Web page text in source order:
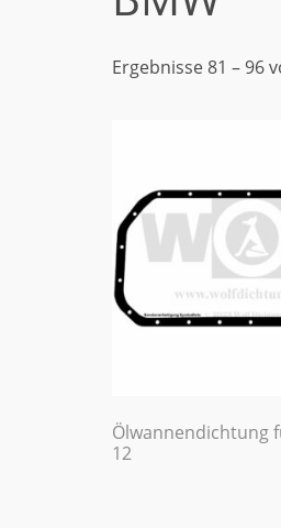
Ergebnisse 81 – 96
Ölwannendichtung
12